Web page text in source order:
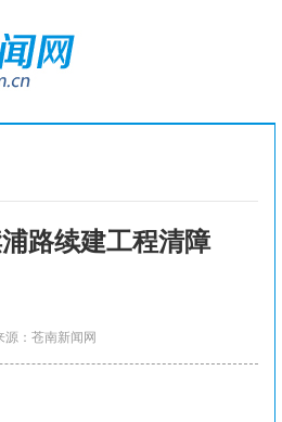
路续建工程清障
源：苍南新闻网